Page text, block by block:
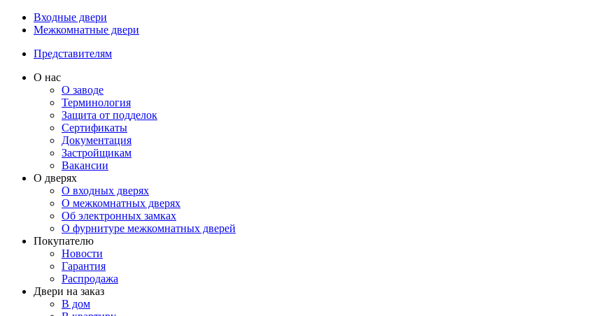
Входные двери
Межкомнатные двери
Представителям
О нас
О заводе
Терминология
Защита от подделок
Сертификаты
Документация
Застройщикам
Вакансии
О дверях
О входных дверях
О межкомнатных дверях
Об электронных замках
О фурнитуре межкомнатных дверей
Покупателю
Новости
Гарантия
Распродажа
Двери на заказ
В дом